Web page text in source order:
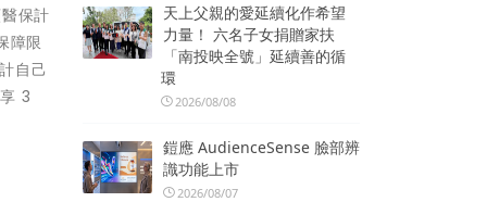
保計
障限
自己
3
天上父親的愛延續化作希望
力量！ 六名子女捐贈家扶
「南投映全號」延續善的循
環
2026/08/08
鎧應 AudienceSense 臉部辨
識功能上市
2026/08/07